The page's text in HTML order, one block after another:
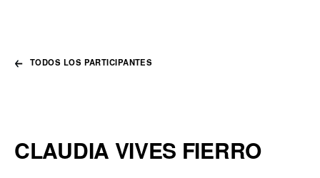
TODOS LOS PARTICIPANTES
CLAUDIA VIVES FIERRO